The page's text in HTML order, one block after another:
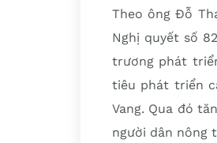
Theo ông Đỗ
Nghị quyết số
trương phát
tiêu phát triển
Vang. Qua đó
người dân nông